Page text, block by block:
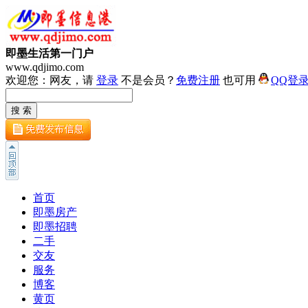
即墨生活第一门户
www.qdjimo.com
欢迎您：网友，请 登录 不是会员？ 免费注册 也可用 QQ登
首页
即墨房产
即墨招聘
二手
交友
服务
博客
黄页